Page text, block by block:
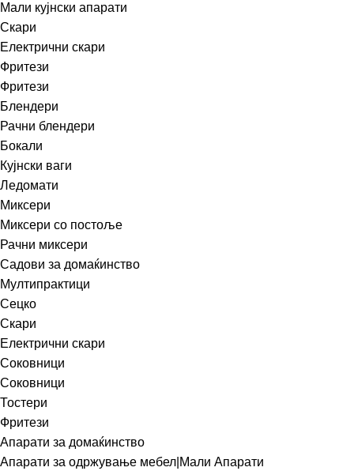
Мали кујнски апарати
Скари
Електрични скари
Фритези
Фритези
Блендери
Рачни блендери
Бокали
Кујнски ваги
Ледомати
Миксери
Миксери со постоље
Рачни миксери
Садови за домаќинство
Мултипрактици
Сецко
Скари
Електрични скари
Соковници
Соковници
Тостери
Фритези
Апарати за домаќинство
Апарати за одржување мебел|Мали Апарати